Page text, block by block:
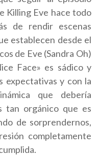
Killing Eve hace todo
de rendir escenas
establecen desde el
de Eve (Sandra Oh)
Face» es sádico y
expectativas y con la
que debería
tan orgánico que es
de sorprendernos,
completamente